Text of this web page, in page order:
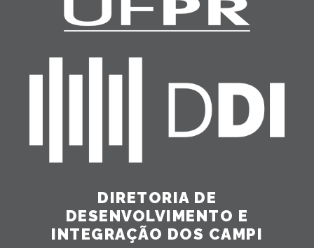
DIRETORIA DE
DESENVOLVIMENTO E
INTEGRAÇÃO DOS CAMPI